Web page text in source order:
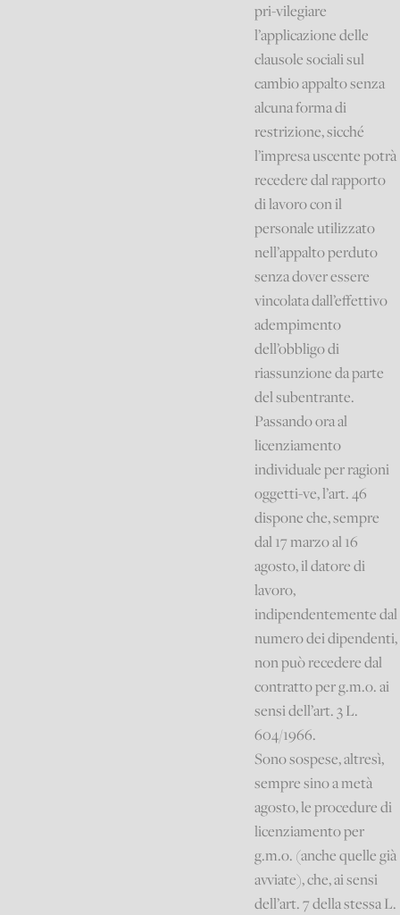
pri-vilegiare
l’applicazione delle
clausole sociali sul
cambio appalto senza
alcuna forma di
restrizione, sicché
l’impresa uscente potrà
recedere dal rapporto
di lavoro con il
personale utilizzato
nell’appalto perduto
senza dover essere
vincolata dall’effettivo
adempimento
dell’obbligo di
riassunzione da parte
del subentrante.
Passando ora al
licenziamento
individuale per ragioni
oggetti-ve, l’art. 46
dispone che, sempre
dal 17 marzo al 16
agosto, il datore di
lavoro,
indipendentemente dal
numero dei dipendenti,
non può recedere dal
contratto per g.m.o. ai
sensi dell’art. 3 L.
604/1966.
Sono sospese, altresì,
sempre sino a metà
agosto, le procedure di
licenziamento per
g.m.o. (anche quelle già
avviate), che, ai sensi
dell’art. 7 della stessa L.